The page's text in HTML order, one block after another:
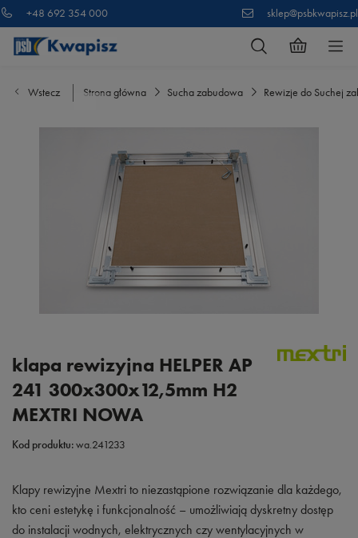
+48 692 354 000 sklep@psbkwapisz.pl
Wstecz Strona główna Sucha zabudowa Rewizje do Suchej
klapa rewizyjna HELPER AP
241 300x300x12,5mm H2
MEXTRI NOWA
Kod produktu:wa.241233
Klapy rewizyjne Mextri to niezastąpione rozwiązanie dla każdego,
kto ceni estetykę i funkcjonalność – umożliwiają dyskretny dostęp
do instalacji wodnych, elektrycznych czy wentylacyjnych w